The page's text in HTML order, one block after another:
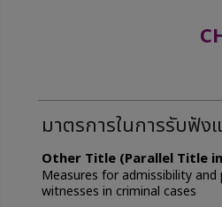
มาตรการในการรับฟั
Other Title (Parallel Title
Measures for admissibility
witnesses in criminal cases